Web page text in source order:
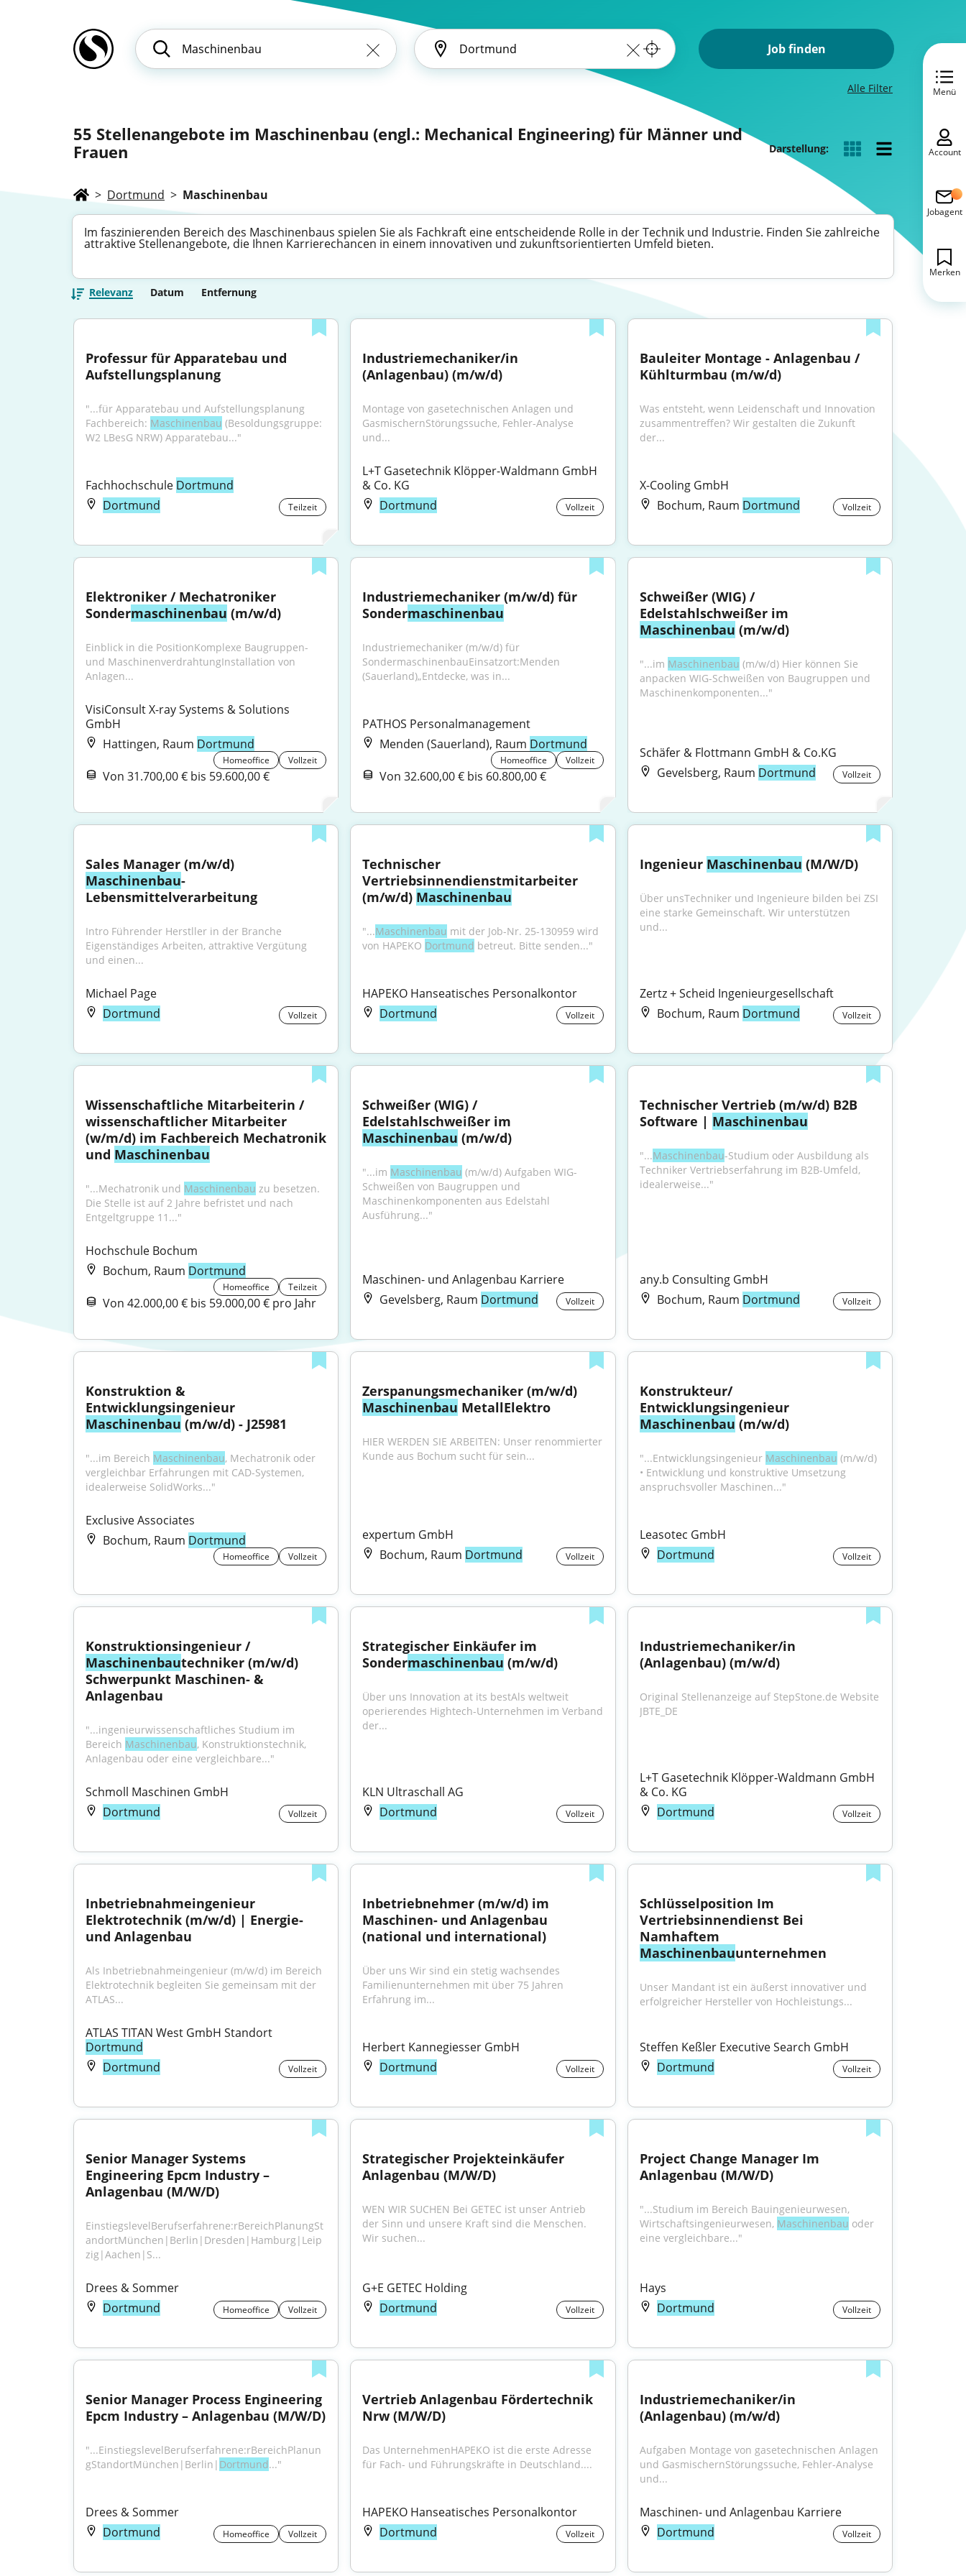
Job finden
Alle Filter
55 Stellenangebote im Maschinenbau (engl.: Mechanical Engineering) für Männer und
Frauen
Darstellung:
> Dortmund > Maschinenbau
Im faszinierenden Bereich des Maschinenbaus spielen Sie als Fachkraft eine entscheidende Rolle in der Technik und Industrie. Finden Sie zahlreiche
attraktive Stellenangebote, die Ihnen Karrierechancen in einem innovativen und zukunftsorientierten Umfeld bieten.
Relevanz Datum Entfernung
Professur für Apparatebau und
Aufstellungsplanung
"...für Apparatebau und Aufstellungsplanung
Fachbereich: Maschinenbau (Besoldungsgruppe:
W2 LBesG NRW) Apparatebau..."
Fachhochschule Dortmund
Dortmund
Teilzeit
Industriemechaniker/in
(Anlagenbau) (m/w/d)
Montage von gasetechnischen Anlagen und
GasmischernStörungssuche, Fehler-Analyse
und...
L+T Gasetechnik Klöpper-Waldmann GmbH
& Co. KG
Dortmund
Vollzeit
Bauleiter Montage - Anlagenbau /
Kühlturmbau (m/w/d)
Was entsteht, wenn Leidenschaft und Innovation
zusammentreffen? Wir gestalten die Zukunft
der...
X-Cooling GmbH
Bochum, Raum Dortmund Vollzeit
Elektroniker / Mechatroniker
Sondermaschinenbau (m/w/d)
Einblick in die PositionKomplexe Baugruppen-
und MaschinenverdrahtungInstallation von
Anlagen...
VisiConsult X-ray Systems & Solutions
GmbH
Hattingen, Raum Dortmund
Homeoffice Vollzeit
Von 31.700,00 € bis 59.600,00 €
Industriemechaniker (m/w/d) für
Sondermaschinenbau
Industriemechaniker (m/w/d) für
SondermaschinenbauEinsatzort:Menden
(Sauerland)„Entdecke, was in...
PATHOS Personalmanagement
Menden (Sauerland), Raum Dortmund
Homeoffice Vollzeit
Von 32.600,00 € bis 60.800,00 €
Schweißer (WIG) /
Maschinenbau (m/w/d)
"...im Maschinenbau (m/w/d) Hier können Sie
anpacken WIG-Schweißen von Baugruppen und
Maschinenkomponenten..."
Schäfer & Flottmann GmbH & Co.KG
Gevelsberg, Raum Dortmund Vollzeit
Maschinenbau-
Lebensmittelverarbeitung
Intro Führender Herstller in der Branche
Eigenständiges Arbeiten, attraktive Vergütung
und einen...
Michael Page
Dortmund
Vollzeit
Technischer
Vertriebsinnendienstmitarbeiter
(m/w/d) Maschinenbau
"...Maschinenbau mit der Job-Nr. 25-130959 wird
von HAPEKO Dortmund betreut. Bitte senden..."
HAPEKO Hanseatisches Personalkontor
Dortmund
Vollzeit
Ingenieur Maschinenbau (M/W/D)
Über unsTechniker und Ingenieure bilden bei ZSI
eine starke Gemeinschaft. Wir unterstützen
und...
Zertz + Scheid Ingenieurgesellschaft
Bochum, Raum Dortmund Vollzeit
Wissenschaftliche Mitarbeiterin /
wissenschaftlicher Mitarbeiter
(w/m/d) im Fachbereich Mechatronik
und Maschinenbau
"...Mechatronik und Maschinenbau zu besetzen.
Die Stelle ist auf 2 Jahre befristet und nach
Entgeltgruppe 11..."
Hochschule Bochum
Bochum, Raum Dortmund
Homeoffice Teilzeit
Von 42.000,00 € bis 59.000,00 € pro Jahr
Schweißer (WIG) /
Maschinenbau (m/w/d)
"...im Maschinenbau (m/w/d) Aufgaben WIG-
Schweißen von Baugruppen und
Maschinenkomponenten aus Edelstahl
Ausführung..."
Maschinen- und Anlagenbau Karriere
Gevelsberg, Raum Dortmund Vollzeit
Technischer Vertrieb (m/w/d) B2B
Software | Maschinenbau
"...Maschinenbau-Studium oder Ausbildung als
Techniker Vertriebserfahrung im B2B-Umfeld,
idealerweise..."
any.b Consulting GmbH
Bochum, Raum Dortmund Vollzeit
Konstruktion &
Maschinenbau (m/w/d) - J25981
"...im Bereich Maschinenbau, Mechatronik oder
vergleichbar Erfahrungen mit CAD-Systemen,
idealerweise SolidWorks..."
Exclusive Associates
Bochum, Raum Dortmund
Homeoffice Vollzeit
Maschinenbau MetallElektro
HIER WERDEN SIE ARBEITEN: Unser renommierter
Kunde aus Bochum sucht für sein...
expertum GmbH
Bochum, Raum Dortmund Vollzeit
Konstrukteur/
Entwicklungsingenieur
Maschinenbau (m/w/d)
"...Entwicklungsingenieur Maschinenbau (m/w/d)
• Entwicklung und konstruktive Umsetzung
anspruchsvoller Maschinen..."
Leasotec GmbH
Dortmund
Vollzeit
Konstruktionsingenieur /
Maschinenbautechniker (m/w/d)
Schwerpunkt Maschinen- &
Anlagenbau
"...ingenieurwissenschaftliches Studium im
Bereich Maschinenbau, Konstruktionstechnik,
Anlagenbau oder eine vergleichbare..."
Schmoll Maschinen GmbH
Dortmund
Vollzeit
Strategischer Einkäufer im
Sondermaschinenbau (m/w/d)
Über uns Innovation at its bestAls weltweit
operierendes Hightech-Unternehmen im Verband
der...
KLN Ultraschall AG
Dortmund
Vollzeit
Industriemechaniker/in
(Anlagenbau) (m/w/d)
Original Stellenanzeige auf StepStone.de Website
JBTE_DE
L+T Gasetechnik Klöpper-Waldmann GmbH
& Co. KG
Dortmund
Vollzeit
Inbetriebnahmeingenieur
Elektrotechnik (m/w/d) | Energie-
und Anlagenbau
Als Inbetriebnahmeingenieur (m/w/d) im Bereich
Elektrotechnik begleiten Sie gemeinsam mit der
ATLAS...
Dortmund
Dortmund
Vollzeit
Inbetriebnehmer (m/w/d) im
Maschinen- und Anlagenbau
(national und international)
Über uns Wir sind ein stetig wachsendes
Familienunternehmen mit über 75 Jahren
Erfahrung im...
Herbert Kannegiesser GmbH
Dortmund
Vollzeit
Schlüsselposition Im
Vertriebsinnendienst Bei
Maschinenbauunternehmen
Unser Mandant ist ein äußerst innovativer und
erfolgreicher Hersteller von Hochleistungs...
Steffen Keßler Executive Search GmbH
Dortmund
Vollzeit
Senior Manager Systems
Engineering Epcm Industry –
Anlagenbau (M/W/D)
EinstiegslevelBerufserfahrene:rBereichPlanungSt
andortMünchen|Berlin|Dresden|Hamburg|Leip
zig|Aachen|S...
Drees & Sommer
Dortmund
Homeoffice Vollzeit
Strategischer Projekteinkäufer
Anlagenbau (M/W/D)
WEN WIR SUCHEN Bei GETEC ist unser Antrieb
der Sinn und unsere Kraft sind die Menschen.
Wir suchen...
G+E GETEC Holding
Dortmund
Vollzeit
Project Change Manager Im
Anlagenbau (M/W/D)
"...Studium im Bereich Bauingenieurwesen,
Wirtschaftsingenieurwesen, Maschinenbau oder
eine vergleichbare..."
Hays
Dortmund
Vollzeit
Senior Manager Process Engineering
Epcm Industry – Anlagenbau (M/W/D)
"...EinstiegslevelBerufserfahrene:rBereichPlanun
gStandortMünchen|Berlin| Dortmund..."
Drees & Sommer
Dortmund
Homeoffice Vollzeit
Vertrieb Anlagenbau Fördertechnik
Nrw (M/W/D)
Das UnternehmenHAPEKO ist die erste Adresse
für Fach- und Führungskräfte in Deutschland....
HAPEKO Hanseatisches Personalkontor
Dortmund
Vollzeit
Industriemechaniker/in
(Anlagenbau) (m/w/d)
Aufgaben Montage von gasetechnischen Anlagen
und GasmischernStörungssuche, Fehler-Analyse
und...
Maschinen- und Anlagenbau Karriere
Dortmund
Vollzeit
Menü
Account
Jobagent
Merken